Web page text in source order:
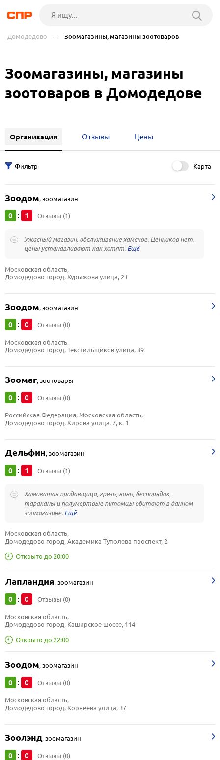
Домодедово — Зоомагазины, магазины зоотоваров
Зоомагазины, магазины
зоотоваров в Домодедове
Организации Отзывы Цены
Карта
Зоодом,зоомагазин
0 : 1 Отзывы (1)
Ужасный магазин, обслуживание хамское. Ценников нет,
цены устанавливают как хотят.
Московская область,
Домодедово город, Курыжова улица, 21
Зоодом,зоомагазин
0 : 0 Отзывы (0)
Московская область,
Домодедово город, Текстильщиков улица, 39
Зоомаг,зоотовары
0 : 0 Отзывы (0)
Российская Федерация, Московская область,
Домодедово город, Кирова улица, 7, к. 1
Дельфин,зоомагазин
0 : 1 Отзывы (1)
Хамоватая продавщица, грязь, вонь, беспорядок,
тараканы и полумертвые питомцы обитают в данном
зоомагазине.
Открыто до 20:00
Московская область,
Домодедово город, Академика Туполева проспект, 2
Лапландия,зоомагазин
0 : 0 Отзывы (0)
Открыто до 22:00
Московская область,
Домодедово город, Каширское шоссе, 114
Зоодом,зоомагазин
0 : 0 Отзывы (0)
Московская область,
Домодедово город, Корнеева улица, 37
Зоолэнд,зоомагазин
0 : 0 Отзывы (0)